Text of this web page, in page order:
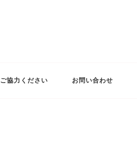
協力ください お問い合わせ
な
に